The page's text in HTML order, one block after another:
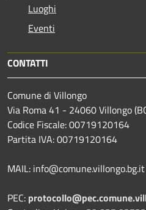
Luoghi
Eventi
CONTATTI
Comune di Villongo
Via Roma 41 - 24060 Villongo
Codice Fiscale: 00719120164
Partita IVA: 00719120164
MAIL: info@comune.villongo.bg.it
PEC: